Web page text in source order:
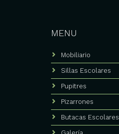
MENU
Mobiliario
Sillas Escolares
Pupitres
Pizarrones
Butacas Escolares